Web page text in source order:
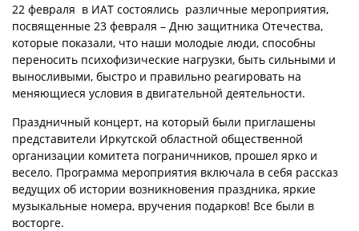
22 февраля в ИАТ состоялись различные мероприятия,
посвященные 23 февраля – Дню защитника Отечества,
которые показали, что наши молодые люди, способны
переносить психофизические нагрузки, быть сильными и
выносливыми, быстро и правильно реагировать на
меняющиеся условия в двигательной деятельности.
Праздничный концерт, на который были приглашены
представители Иркутской областной общественной
организации комитета пограничников, прошел ярко и
весело. Программа мероприятия включала в себя рассказ
ведущих об истории возникновения праздника, яркие
музыкальные номера, вручения подарков! Все были в
восторге.